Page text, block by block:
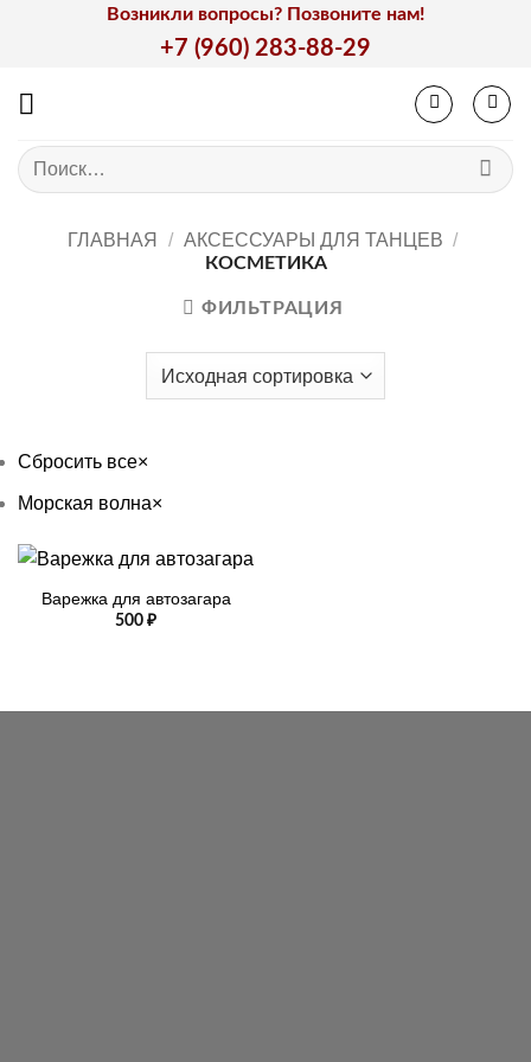
Возникли вопросы? Позвоните нам!
+7 (960) 283-88-29
Искать:
ГЛАВНАЯ / АКСЕССУАРЫ ДЛЯ ТАНЦЕВ /
КОСМЕТИКА
ФИЛЬТРАЦИЯ
Сбросить все×
Морская волна×
Варежка для автозагара
500 ₽